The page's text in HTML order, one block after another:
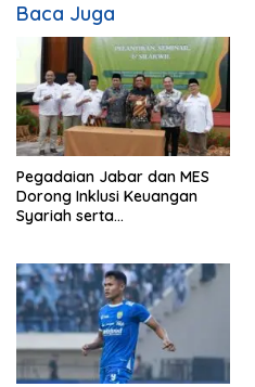
Baca Juga
Pegadaian Jabar dan MES
Dorong Inklusi Keuangan
Syariah serta